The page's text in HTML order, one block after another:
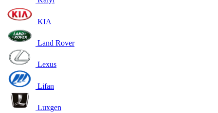
KIA
Land Rover
Lexus
Lifan
Luxgen